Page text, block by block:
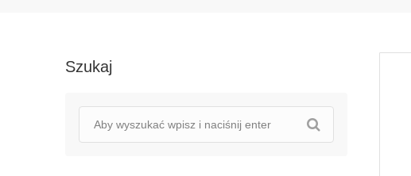
Szukaj